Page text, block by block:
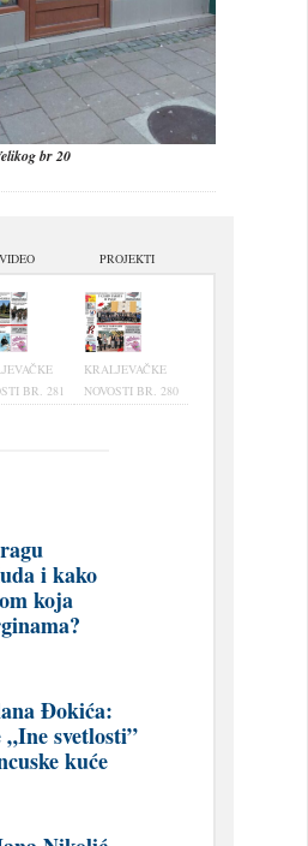
br 20
VIDEO PROJEKTI
BR. 281
KRALJEVAČKE
NOVOSTI BR. 280
i kako
koja
Đokića:
svetlosti”
kuće